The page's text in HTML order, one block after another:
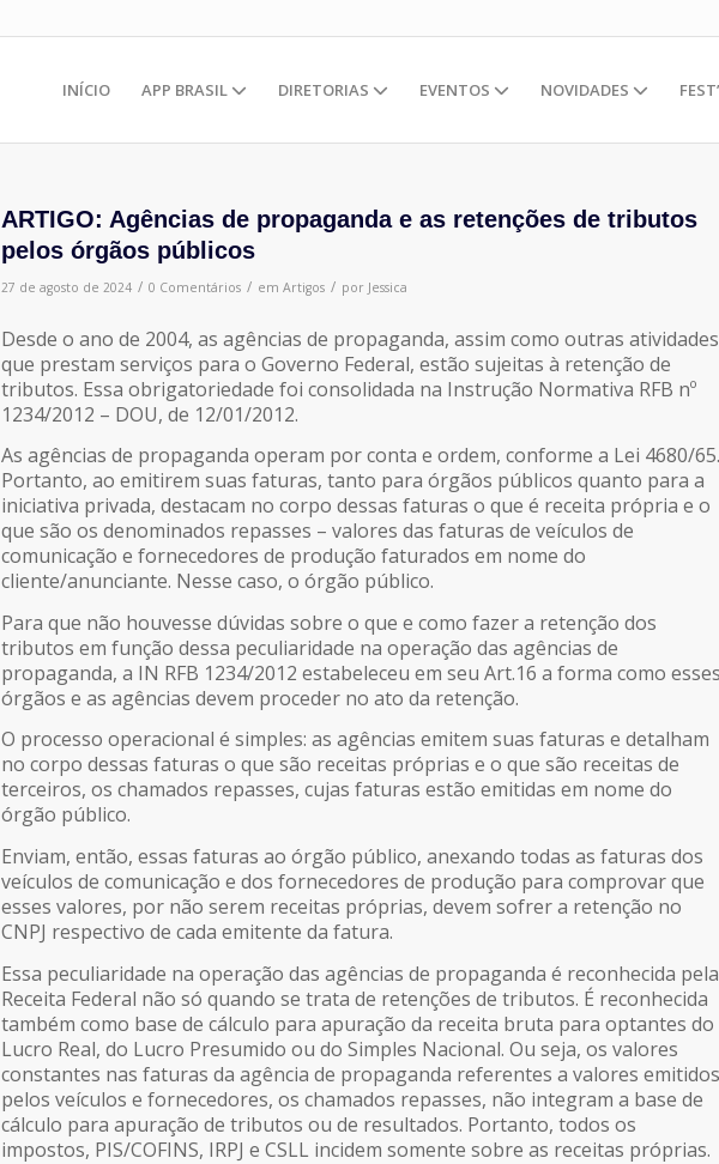
INÍCIO APP BRASIL DIRETORIAS EVENTOS NOVIDADES
ARTIGO: Agências de propaganda e as retenções de tributos
pelos órgãos públicos
27 de agosto de 2024 / 0 Comentários / em Artigos / por Jessica
Desde o ano de 2004, as agências de propaganda, assim como outras atividades
que prestam serviços para o Governo Federal, estão sujeitas à retenção de
tributos. Essa obrigatoriedade foi consolidada na Instrução Normativa RFB nº
1234/2012 – DOU, de 12/01/2012.
As agências de propaganda operam por conta e ordem, conforme a Lei 4680/65.
Portanto, ao emitirem suas faturas, tanto para órgãos públicos quanto para a
iniciativa privada, destacam no corpo dessas faturas o que é receita própria e o
que são os denominados repasses – valores das faturas de veículos de
comunicação e fornecedores de produção faturados em nome do
cliente/anunciante. Nesse caso, o órgão público.
Para que não houvesse dúvidas sobre o que e como fazer a retenção dos
tributos em função dessa peculiaridade na operação das agências de
propaganda, a IN RFB 1234/2012 estabeleceu em seu Art.16 a forma como
órgãos e as agências devem proceder no ato da retenção.
O processo operacional é simples: as agências emitem suas faturas e detalham
no corpo dessas faturas o que são receitas próprias e o que são receitas de
terceiros, os chamados repasses, cujas faturas estão emitidas em nome do
órgão público.
Enviam, então, essas faturas ao órgão público, anexando todas as faturas dos
veículos de comunicação e dos fornecedores de produção para comprovar que
esses valores, por não serem receitas próprias, devem sofrer a retenção no
CNPJ respectivo de cada emitente da fatura.
Essa peculiaridade na operação das agências de propaganda é reconhecida pela
Receita Federal não só quando se trata de retenções de tributos. É reconhecida
também como base de cálculo para apuração da receita bruta para optantes do
Lucro Real, do Lucro Presumido ou do Simples Nacional. Ou seja, os valores
constantes nas faturas da agência de propaganda referentes a valores emitidos
pelos veículos e fornecedores, os chamados repasses, não integram a base de
cálculo para apuração de tributos ou de resultados. Portanto, todos os
impostos, PIS/COFINS, IRPJ e CSLL incidem somente sobre as receitas próprias.